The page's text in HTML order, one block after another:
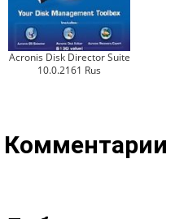
Acronis Disk Director Suite
10.0.2161 Rus
Комментарии